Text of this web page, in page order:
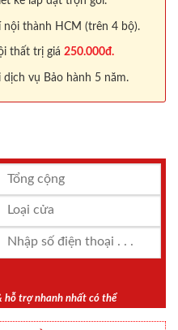
nội thành HCM (trên 4 bộ).
thất trị giá 250.000đ.
vụ Bảo hành 5 năm.
hỗ trợ nhanh nhất có thể